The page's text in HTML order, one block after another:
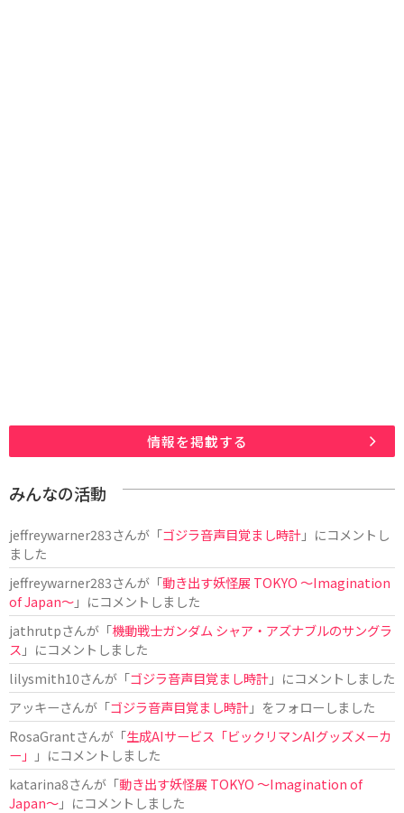
情報を掲載する
みんなの活動
jeffreywarner283さんが「ゴジラ音声目覚まし時計」にコメントし
ました
jeffreywarner283さんが「動き出す妖怪展 TOKYO 〜Imagination
of Japan〜」にコメントしました
jathrutpさんが「機動戦士ガンダム シャア・アズナブルのサングラ
ス 」にコメントしました
lilysmith10さんが「ゴジラ音声目覚まし時計」にコメントしました
アッキーさんが「ゴジラ音声目覚まし時計」をフォローしました
RosaGrantさんが「生成AIサービス「ビックリマンAIグッズメーカ
ー」
」にコメントしました
katarina8さんが「動き出す妖怪展 TOKYO 〜Imagination of
Japan〜」にコメントしました